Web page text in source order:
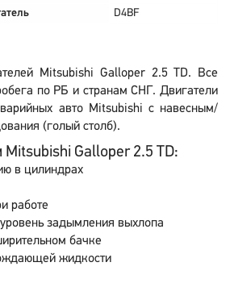
D4BF
Mitsubishi Galloper 2.5 TD. Все
по РБ и странам СНГ. Двигатели
авто Mitsubishi с навесным/
(голый столб).
Galloper 2.5 TD:
в цилиндрах
работе
задымления выхлопа
бачке
жидкости